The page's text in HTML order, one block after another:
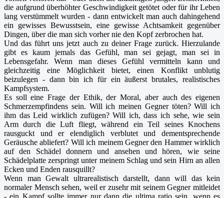
die aufgrund überhöhter Geschwindigkeit getötet oder für ihr Leben
lang verstümmelt wurden - dann entwickelt man auch dahingehend
ein gewisses Bewusstsein, eine gewisse Achtsamkeit gegenüber
Dingen, über die man sich vorher nie den Kopf zerbrochen hat.
Und das führt uns jetzt auch zu deiner Frage zurück. Hierzulande
gibt es kaum jemals das Gefühl, man sei gejagt, man sei in
Lebensgefahr. Wenn man dieses Gefühl vermitteln kann und
gleichzeitig eine Möglichkeit bietet, einen Konflikt unblutig
beizulegen - dann bin ich für ein äußerst brutales, realistisches
Kampfsystem.
Es soll eine Frage der Ethik, der Moral, aber auch des eigenen
Schmerzempfindens sein. Will ich meinen Gegner töten? Will ich
ihm das Leid wirklich zufügen? Will ich, dass ich sehe, wie sein
Arm durch die Luft fliegt, während ein Teil seines Knochens
rausguckt und er elendiglich verblutet und dementsprechende
Geräusche abliefert? Will ich meinem Gegner den Hammer wirklich
auf den Schädel donnern und ansehen und hören, wie seine
Schädelplatte zerspringt unter meinem Schlag und sein Hirn an allen
Ecken und Enden rausquillt?
Wenn man Gewalt ultrarealistisch darstellt, dann will das kein
normaler Mensch sehen, weil er zusehr mit seinem Gegner mitleidet